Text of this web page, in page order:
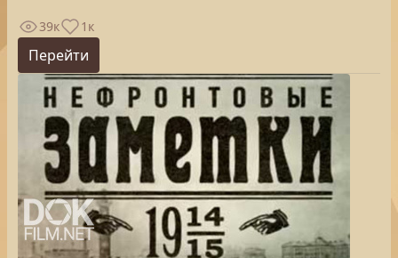
39к 1к
Перейти